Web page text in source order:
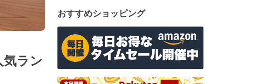
気ラン
おすすめショッピング